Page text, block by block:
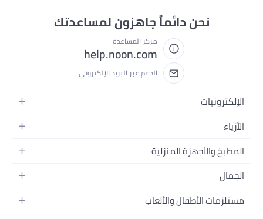
نحن دائماً جاهزون لمساعدتك
مركز المساعدة
help.noon.com
الدعم عبر البريد الإلكتروني
الإلكترونيات
الجوالات
اللابتوبات
الأجهزة المنزلية
التلفزيونات
الأزياء
أزياء نسائية
أزياء البنات
أزياء الأولاد
المطبخ والأجهزة المنزلية
الحمام
المطبخ والسفرة
الجمال
العطور
مستلزمات الأطفال والألعاب